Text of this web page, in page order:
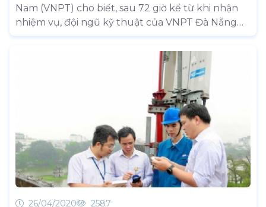
Nam (VNPT) cho biết, sau 72 giờ kể từ khi nhận
nhiệm vụ, đội ngũ kỹ thuật của VNPT Đà Nẵng
đã hoàn thành cung cấp hạ tầng và dịch vụ viễn
thông - công nghệ thông tin cho Bệnh viện dã
chiến tại Cung thể thao Tiên Sơn, Đà Nẵng phục
vụ điều trị bệnh nhân mắc Covid-19.
26/04/2020 2587